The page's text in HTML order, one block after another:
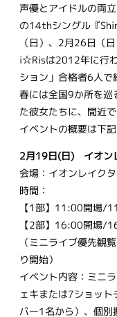
声優とアイドルの両
の14thシングル『
（日）、2月26日（
i☆Risは2012年に行
ション」合格者6人で
春には全国9か所を
た彼女たちに、間近
イベントの概要は下記
2月19日(日) イオン
会場：イオンレイク
時間：
【1部】11:00開場/
【2部】16:00開場/
（ミニライブ優先観
り開始）
イベント内容：ミニ
ェキまたは7ショッ
バー1名から）、個別